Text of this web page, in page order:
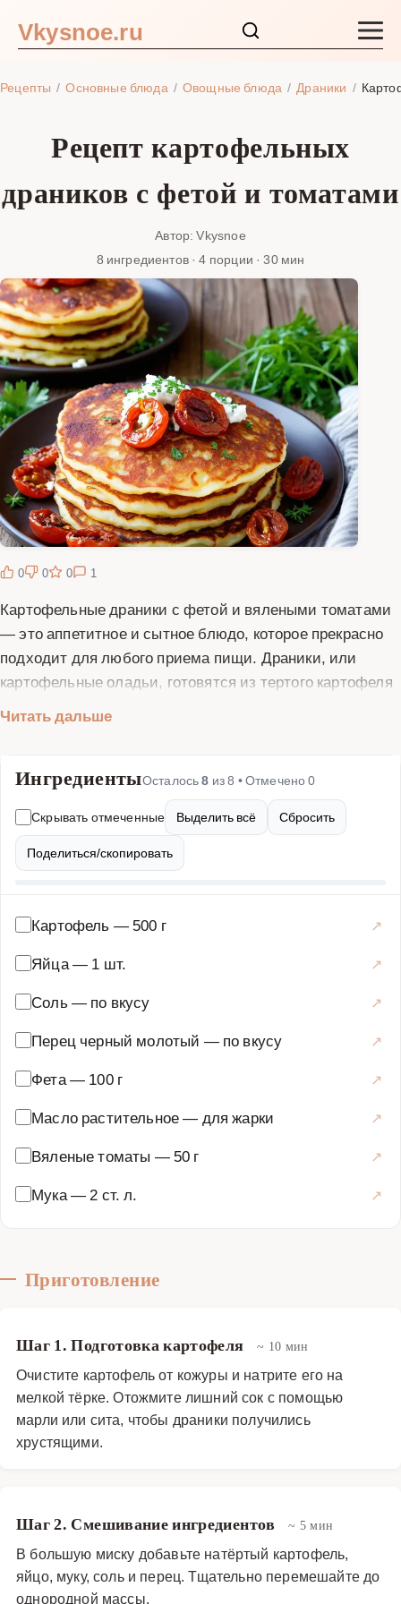
Vkysnoe.ru
Рецепты Основные блюда Овощные блюда Драники
Рецепт картофельных
драников с фетой и томатами
Автор: Vkysnoe
8 ингредиентов · 4 порции · 30 мин
0 0 0 1
Картофельные драники с фетой и вялеными томатами
— это аппетитное и сытное блюдо, которое прекрасно
подходит для любого приема пищи. Драники, или
картофельные оладьи, готовятся из тертого картофеля
добавляем нежную фету и ароматные вяленые томаты,
добавляет солоноватый вкус и кремовую текстуру, а
вяленые томаты — сладковатые нотки и приятную
жевательность. Это блюдо можно подавать как
самостоятельное или с дополнениями, такими как
сметана, свежая зелень или соусы. Драники
сочетание картофеля, феты и томатов делает их по-
Попробуйте приготовить эти драники по нашему
рецепту, и они станут одним из ваших любимых блюд!
Читать дальше
ИнгредиентыОсталось8 из8 • Отмечено0
Скрывать отмеченные Выделить всё Сбросить
Поделиться/скопировать
Картофель — 500 г
Яйца— 1 шт.
Соль — по вкусу
Перец черный молотый — по вкусу
Фета— 100 г
Масло растительное— для жарки
Вяленые томаты — 50 г
Мука— 2 ст. л.
Приготовление
Шаг 1. Подготовка картофеля ~ 10 мин
Очистите картофель от кожуры и натрите его на
мелкой тёрке. Отожмите лишний сок с помощью
марли или сита, чтобы драники получились
хрустящими.
Шаг 2. Смешивание ингредиентов ~ 5 мин
В большую миску добавьте натёртый картофель,
яйцо, муку, соль и перец. Тщательно перемешайте до
однородной массы.